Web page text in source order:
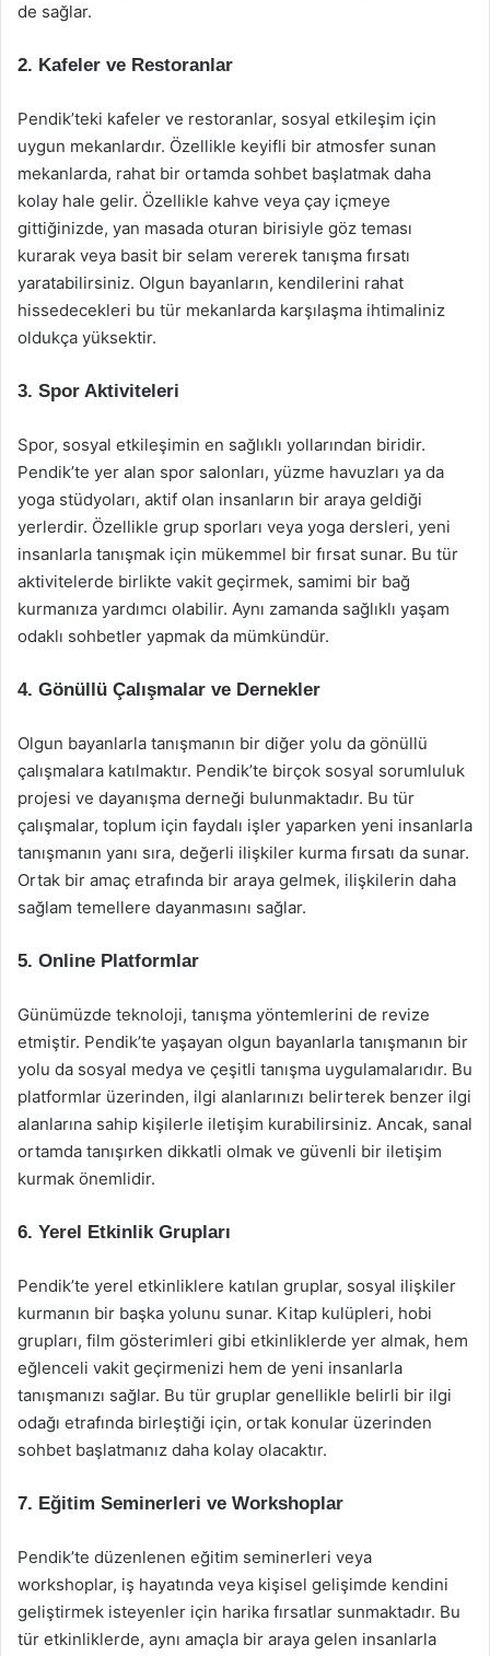
de sağlar.
2. Kafeler ve Restoranlar
Pendik’teki kafeler ve restoranlar, sosyal etkileşim için
uygun mekanlardır. Özellikle keyifli bir atmosfer sunan
mekanlarda, rahat bir ortamda sohbet başlatmak daha
kolay hale gelir. Özellikle kahve veya çay içmeye
gittiğinizde, yan masada oturan birisiyle göz teması
kurarak veya basit bir selam vererek tanışma fırsatı
yaratabilirsiniz. Olgun bayanların, kendilerini rahat
hissedecekleri bu tür mekanlarda karşılaşma ihtimaliniz
oldukça yüksektir.
3. Spor Aktiviteleri
Spor, sosyal etkileşimin en sağlıklı yollarından biridir.
Pendik’te yer alan spor salonları, yüzme havuzları ya da
yoga stüdyoları, aktif olan insanların bir araya geldiği
yerlerdir. Özellikle grup sporları veya yoga dersleri, yeni
insanlarla tanışmak için mükemmel bir fırsat sunar. Bu tür
aktivitelerde birlikte vakit geçirmek, samimi bir bağ
kurmanıza yardımcı olabilir. Aynı zamanda sağlıklı yaşam
odaklı sohbetler yapmak da mümkündür.
4. Gönüllü Çalışmalar ve Dernekler
Olgun bayanlarla tanışmanın bir diğer yolu da gönüllü
çalışmalara katılmaktır. Pendik’te birçok sosyal sorumluluk
projesi ve dayanışma derneği bulunmaktadır. Bu tür
çalışmalar, toplum için faydalı işler yaparken yeni insanlarla
tanışmanın yanı sıra, değerli ilişkiler kurma fırsatı da sunar.
Ortak bir amaç etrafında bir araya gelmek, ilişkilerin daha
sağlam temellere dayanmasını sağlar.
5. Online Platformlar
Günümüzde teknoloji, tanışma yöntemlerini de revize
etmiştir. Pendik’te yaşayan olgun bayanlarla tanışmanın bir
yolu da sosyal medya ve çeşitli tanışma uygulamalarıdır. Bu
platformlar üzerinden, ilgi alanlarınızı belirterek benzer ilgi
alanlarına sahip kişilerle iletişim kurabilirsiniz. Ancak, sanal
ortamda tanışırken dikkatli olmak ve güvenli bir iletişim
kurmak önemlidir.
6. Yerel Etkinlik Grupları
Pendik’te yerel etkinliklere katılan gruplar, sosyal ilişkiler
kurmanın bir başka yolunu sunar. Kitap kulüpleri, hobi
grupları, film gösterimleri gibi etkinliklerde yer almak, hem
eğlenceli vakit geçirmenizi hem de yeni insanlarla
tanışmanızı sağlar. Bu tür gruplar genellikle belirli bir ilgi
odağı etrafında birleştiği için, ortak konular üzerinden
sohbet başlatmanız daha kolay olacaktır.
7. Eğitim Seminerleri ve Workshoplar
Pendik’te düzenlenen eğitim seminerleri veya
workshoplar, iş hayatında veya kişisel gelişimde kendini
geliştirmek isteyenler için harika fırsatlar sunmaktadır. Bu
tür etkinliklerde, aynı amaçla bir araya gelen insanlarla